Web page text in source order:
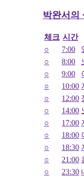
박완서의
체크 시간
○
7:00
○
8:00
○
9:00
○
10:00
○
12:00
○
14:00
○
17:00
○
18:00
○
18:30
○
21:00
○
23:30